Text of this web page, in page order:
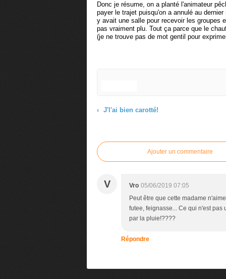
Donc je résume, on a planté l'animateur
payer le trajet puisqu'on a annulé au
y avait une salle pour recevoir les groupes
pas vraiment plu. Tout ça parce que le
(je ne trouve pas de mot gentil pour
J'l'ai bien carotté!
Ajouter un commentaire
V Vro 05/06/2019 07:05
Peut être que cette madame
futee, feignasse... Ce qui n'est
par la pluie!????
Répondre